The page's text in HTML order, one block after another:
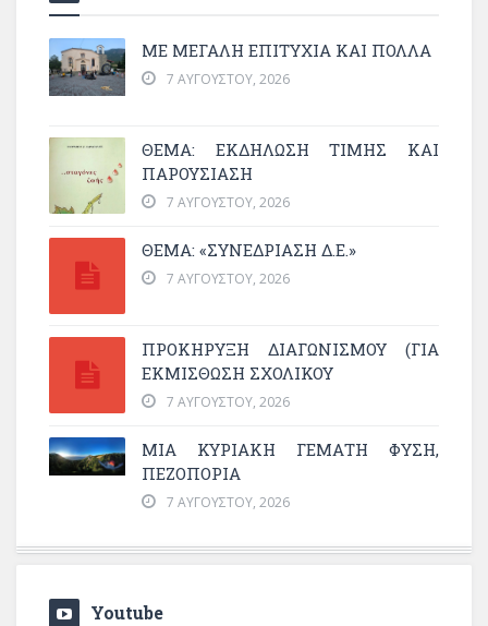
ΜΕ ΜΕΓΆΛΗ ΕΠΙΤΥΧΊΑ ΚΑΙ ΠΟΛΛΆ
7 ΑΥΓΟΎΣΤΟΥ, 2026
ΘΈΜΑ: ΕΚΔΉΛΩΣΗ ΤΙΜΉΣ ΚΑΙ
ΠΑΡΟΥΣΊΑΣΗ
7 ΑΥΓΟΎΣΤΟΥ, 2026
ΘΕΜΑ: «ΣΥΝΕΔΡΊΑΣΗ Δ.Ε.»
7 ΑΥΓΟΎΣΤΟΥ, 2026
ΠΡΟΚΗΡΥΞΗ ΔΙΑΓΩΝΙΣΜΟΥ (ΓΙΑ
ΕΚΜΊΣΘΩΣΗ ΣΧΟΛΙΚΟΎ
7 ΑΥΓΟΎΣΤΟΥ, 2026
ΜΙΑ ΚΥΡΙΑΚΉ ΓΕΜΆΤΗ ΦΎΣΗ,
ΠΕΖΟΠΟΡΊΑ
7 ΑΥΓΟΎΣΤΟΥ, 2026
Youtube